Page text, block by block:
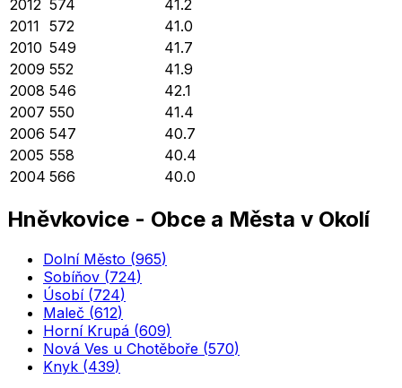
2012 574
41.2
2011 572
41.0
2010 549
41.7
2009 552
41.9
2008 546
42.1
2007 550
41.4
2006 547
40.7
2005 558
40.4
2004 566 40.0
Hněvkovice - Obce a Města v Okolí
Dolní Město (965)
Sobíňov (724)
Úsobí(724)
Maleč (612)
Horní Krupá (609)
Nová Ves u Chotěboře (570)
Knyk (439)